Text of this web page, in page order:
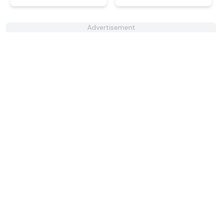
Advertisement